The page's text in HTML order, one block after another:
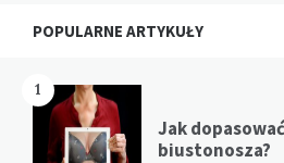
Widgets
POPULARNE ARTYKUŁY
1
Jak
biustonosza?